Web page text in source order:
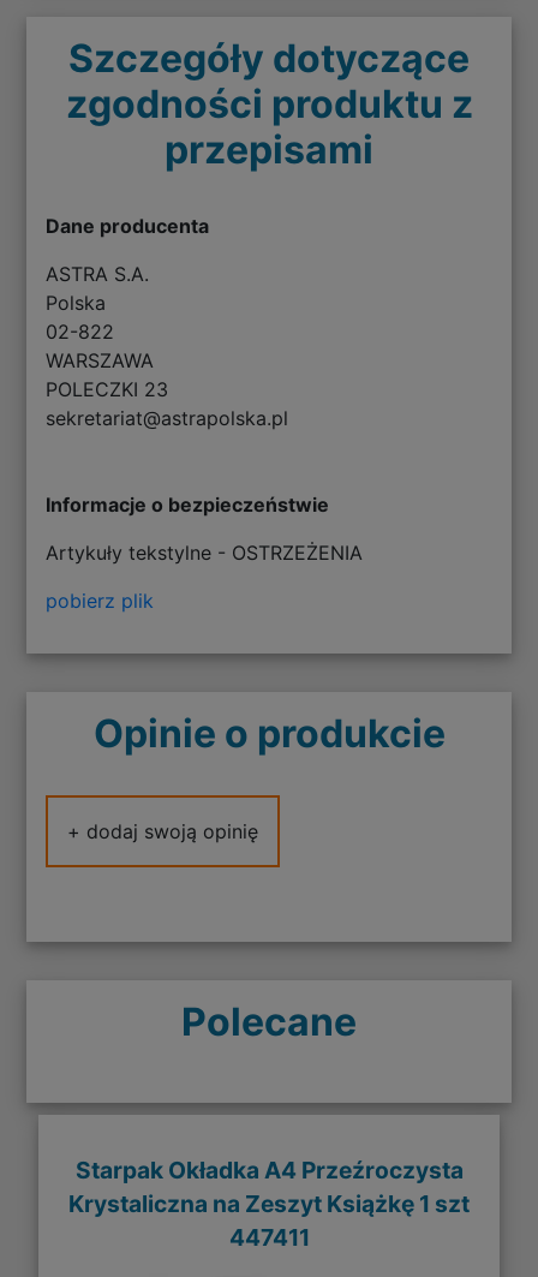
Szczegóły dotyczące
zgodności produktu z
przepisami
Dane producenta
ASTRA S.A.
Polska
02-822
WARSZAWA
POLECZKI 23
sekretariat@astrapolska.pl
Informacje o bezpieczeństwie
Artykuły tekstylne - OSTRZEŻENIA
pobierz plik
Opinie o produkcie
+ dodaj swoją opinię
Polecane
Starpak Okładka A4 Przeźroczysta
Krystaliczna na Zeszyt Książkę 1 szt
447411